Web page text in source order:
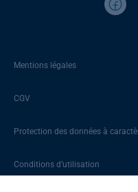
Mentions légales
CGV
Protection des données à
Conditions d’utilisation